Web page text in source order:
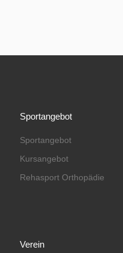
Sportangebot
Sportangebot
Kursangebot
Rehasport Orthopädie
Verein